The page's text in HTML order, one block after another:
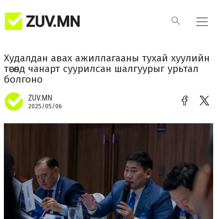
Худалдан авах ажиллагааны тухай хуулийн
төсөлд чанарт суурилсан шалгуурыг урьтал
болгоно
ZUV.MN
2025/05/06